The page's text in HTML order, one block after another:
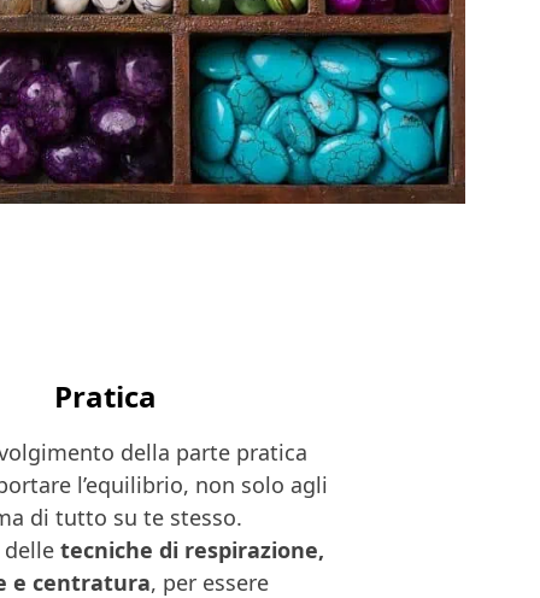
Pratica
della parte pratica
l’equilibrio, non solo agli
di tutto su te stesso.
tecniche di respirazione,
e centratura, per essere